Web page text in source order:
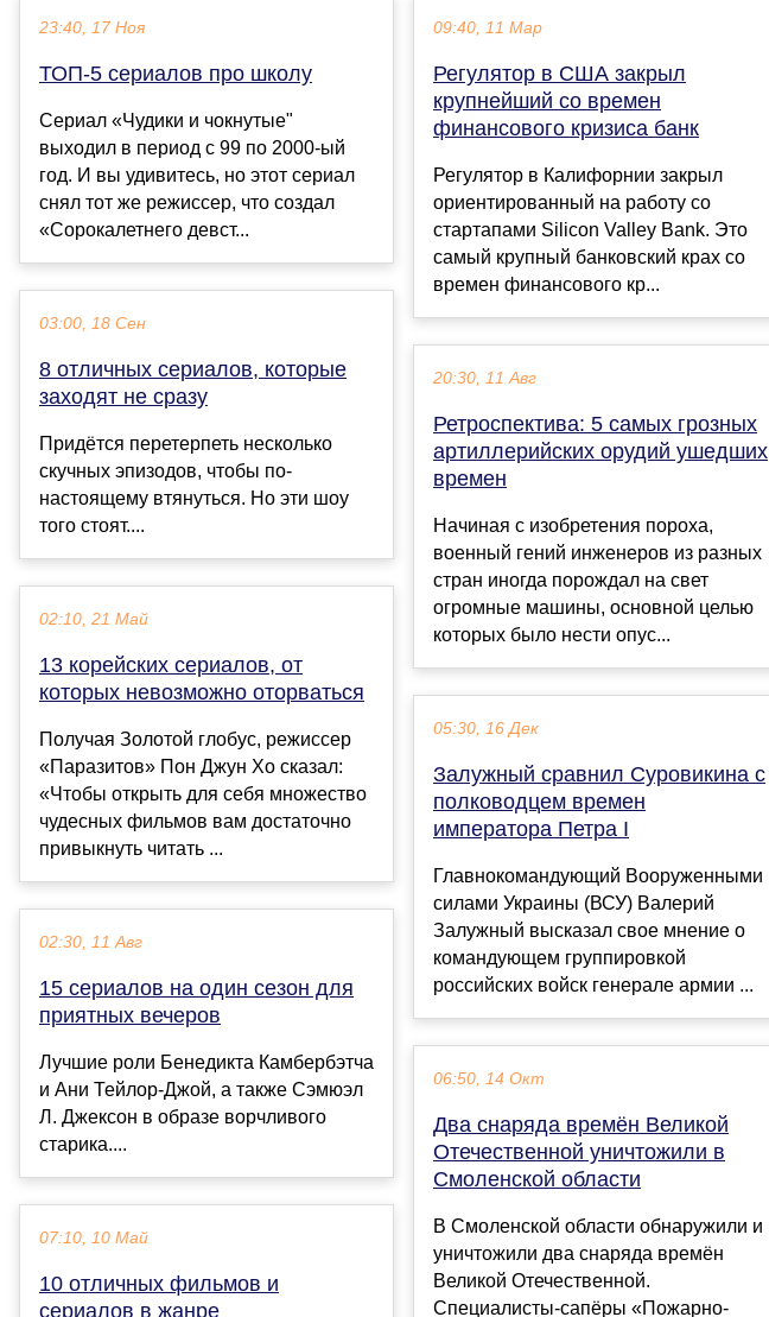
23:40, 17 Ноя
ТОП-5 сериалов про школу
Сериал «Чудики и чокнутые"
выходил в период с 99 по 2000-ый
год. И вы удивитесь, но этот сериал
снял тот же режиссер, что создал
«Сорокалетнего девст...
03:00, 18 Сен
8 отличных сериалов, которые
заходят не сразу
Придётся перетерпеть несколько
скучных эпизодов, чтобы по-
настоящему втянуться. Но эти шоу
того стоят....
02:10, 21 Май
13 корейских сериалов, от
которых невозможно оторваться
Получая Золотой глобус, режиссер
«Паразитов» Пон Джун Хо сказал:
«Чтобы открыть для себя множество
чудесных фильмов вам достаточно
привыкнуть читать ...
02:30, 11 Авг
15 сериалов на один сезон для
приятных вечеров
Лучшие роли Бенедикта Камбербэтча
и Ани Тейлор-Джой, а также Сэмюэл
Л. Джексон в образе ворчливого
старика....
07:10, 10 Май
10 отличных фильмов и
сериалов в жанре
09:40, 11 Мар
Регулятор в США закрыл
крупнейший со времен
финансового кризиса банк
Регулятор в Калифорнии закрыл
ориентированный на работу со
стартапами Silicon Valley Bank. Это
самый крупный банковский крах со
времен финансового кр...
20:30, 11 Авг
Ретроспектива: 5 самых грозных
артиллерийских орудий ушедших
времен
Начиная с изобретения пороха,
военный гений инженеров из разных
стран иногда порождал на свет
огромные машины, основной целью
которых было нести опус...
05:30, 16 Дек
Залужный сравнил Суровикина с
полководцем времен
императора Петра I
Главнокомандующий Вооруженными
силами Украины (ВСУ) Валерий
Залужный высказал свое мнение о
командующем группировкой
российских войск генерале армии ...
06:50, 14 Окт
Два снаряда времён Великой
Отечественной уничтожили в
Смоленской области
В Смоленской области обнаружили и
уничтожили два снаряда времён
Великой Отечественной.
Специалисты-сапёры «Пожарно-